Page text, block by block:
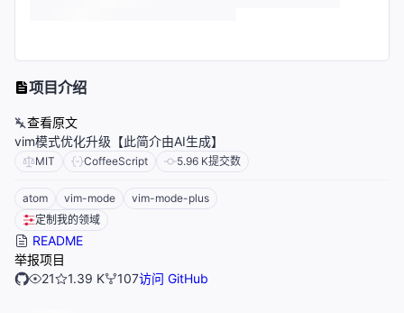
项目介绍
查看原文
vim模式优化升级【此简介由AI生成】
MIT CoffeeScript 5.96 K提交数
atom vim-mode
vim-mode-plus
定制我的领域
README
举报项目
21
1.39 K 107访问 GitHub